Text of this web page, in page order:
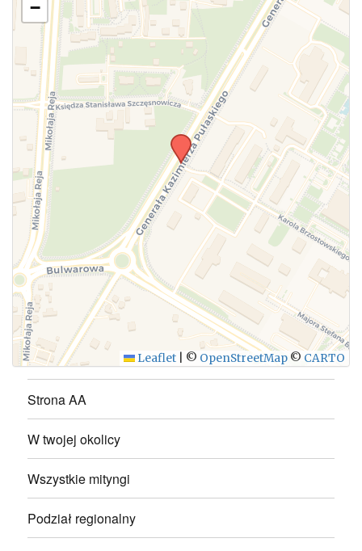
WYŚLIJ
−
Leaflet © OpenStreetMap © CARTO
Strona AA
W twojej okolicy
Wszystkie mityngi
Podział regionalny